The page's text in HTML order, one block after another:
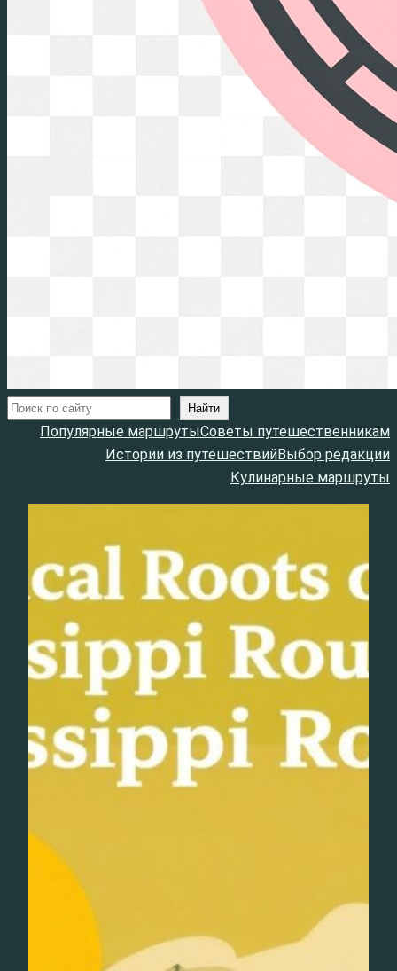
Поиск Найти
Популярные маршрутыСоветы путешественникам
Истории из путешествийВыбор редакции
Кулинарные маршруты